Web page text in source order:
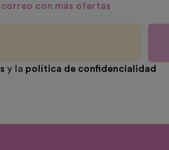
con más ofertas
y la política de confidencialidad